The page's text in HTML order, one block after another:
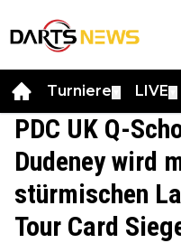
Turniere LIVE
PDC UK Q-
Dudeney wird
stürmischen
Tour Card